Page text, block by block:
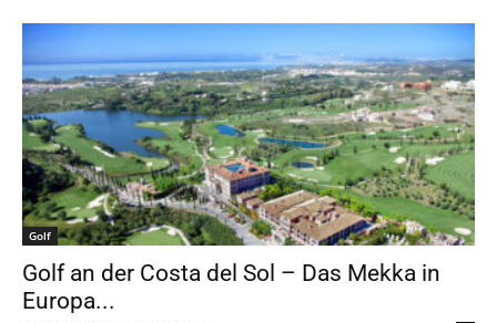
Golf
Golf an der Costa del Sol – Das Mekka in
Europa...